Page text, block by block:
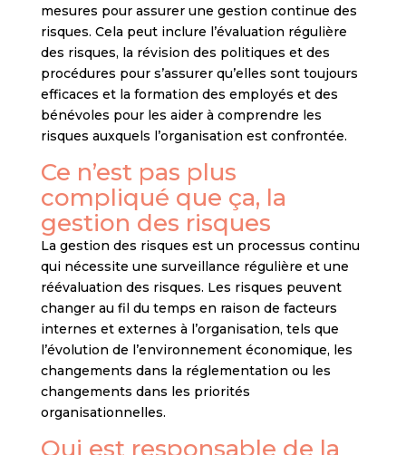
mesures pour assurer une gestion continue des
risques. Cela peut inclure l’évaluation régulière
des risques, la révision des politiques et des
procédures pour s’assurer qu’elles sont toujours
efficaces et la formation des employés et des
bénévoles pour les aider à comprendre les
risques auxquels l’organisation est confrontée.
Ce n’est pas plus
compliqué que ça, la
gestion des risques
La gestion des risques est un processus continu
qui nécessite une surveillance régulière et une
réévaluation des risques. Les risques peuvent
changer au fil du temps en raison de facteurs
internes et externes à l’organisation, tels que
l’évolution de l’environnement économique, les
changements dans la réglementation ou les
changements dans les priorités
organisationnelles.
Qui est responsable de la